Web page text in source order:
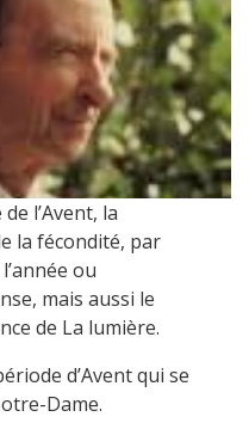
l’Avent, la
la fécondité, par
ou
mais aussi le
de La lumière.
d’Avent qui se
Dame.